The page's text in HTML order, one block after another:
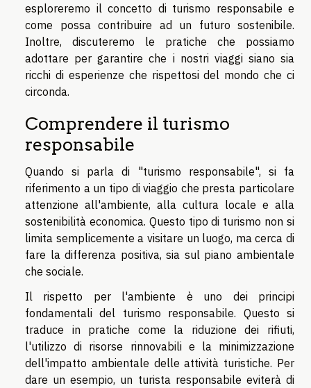
esploreremo il concetto di turismo responsabile e
come possa contribuire ad un futuro sostenibile.
Inoltre, discuteremo le pratiche che possiamo
adottare per garantire che i nostri viaggi siano sia
ricchi di esperienze che rispettosi del mondo che ci
circonda.
Comprendere il turismo
responsabile
Quando si parla di "turismo responsabile", si fa
riferimento a un tipo di viaggio che presta particolare
attenzione all'ambiente, alla cultura locale e alla
sostenibilità economica. Questo tipo di turismo non si
limita semplicemente a visitare un luogo, ma cerca di
fare la differenza positiva, sia sul piano ambientale
che sociale.
Il rispetto per l'ambiente è uno dei principi
fondamentali del turismo responsabile. Questo si
traduce in pratiche come la riduzione dei rifiuti,
l'utilizzo di risorse rinnovabili e la minimizzazione
dell'impatto ambientale delle attività turistiche. Per
dare un esempio, un turista responsabile eviterà di